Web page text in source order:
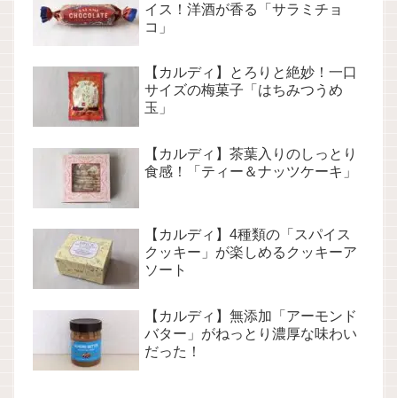
イス！洋酒が香る「サラミチョ
コ」
【カルディ】とろりと絶妙！一口
サイズの梅菓子「はちみつうめ
玉」
【カルディ】茶葉入りのしっとり
食感！「ティー＆ナッツケーキ」
【カルディ】4種類の「スパイス
クッキー」が楽しめるクッキーア
ソート
【カルディ】無添加「アーモンド
バター」がねっとり濃厚な味わい
だった！